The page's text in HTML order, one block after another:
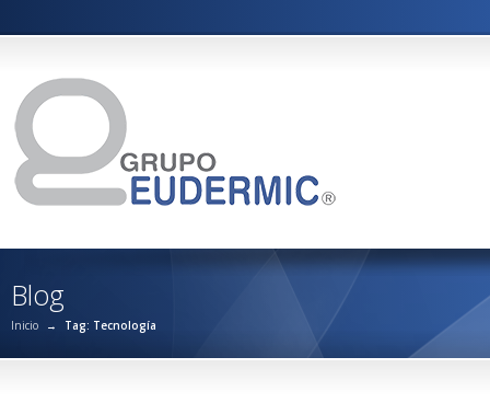
Blog
Inicio → Tag: Tecnología